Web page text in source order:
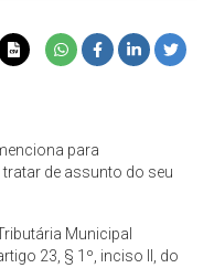
para
de assunto do seu
Municipal
23, § 1º, inciso II, do